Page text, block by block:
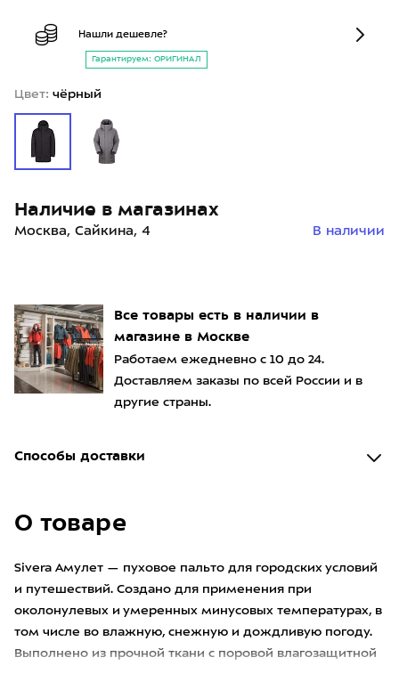
Все товары есть в наличии в
магазине в Москве
Работаем ежедневно с 10 до 24.
Доставляем заказы по всей России и в
другие страны.
Способы доставки
О товаре
Sivera Амулет — пуховое пальто для городских условий
и путешествий. Создано для применения при
околонулевых и умеренных минусовых температурах, в
том числе во влажную, снежную и дождливую погоду.
Выполнено из прочной ткани с поровой влагозащитной
Нашли дешевле?
Гарантируем: ОРИГИНАЛ
Цвет: чёрный
Наличие в магазинах
Москва, Сайкина, 4 В наличии